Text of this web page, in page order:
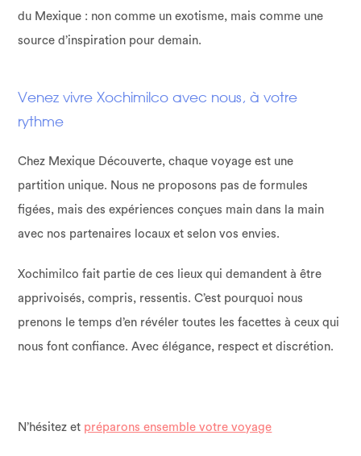
du Mexique : non comme un exotisme, mais comme une
source d’inspiration pour demain.
Venez vivre Xochimilco avec nous, à votre
rythme
Chez Mexique Découverte, chaque voyage est une
partition unique. Nous ne proposons pas de formules
figées, mais des expériences conçues main dans la main
avec nos partenaires locaux et selon vos envies.
Xochimilco fait partie de ces lieux qui demandent à être
apprivoisés, compris, ressentis. C’est pourquoi nous
prenons le temps d’en révéler toutes les facettes à ceux qui
nous font confiance. Avec élégance, respect et discrétion.
N’hésitez et préparons ensemble votre voyage